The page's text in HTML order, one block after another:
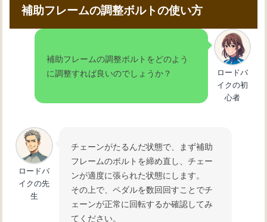
補助フレームの調整ボルトの使い方
補助フレームの調整ボルトをどのよう
に調整すれば良いのでしょうか？
ロードバ
イクの初
心者
ロードバ
イクの先
生
チェーンがたるんだ状態で、まず補助
フレームのボルトを締め直し、チェー
ンが適度に張られた状態にします。
その上で、ペダルを数回回すことでチ
ェーンが正常に回転するか確認してみ
てください。